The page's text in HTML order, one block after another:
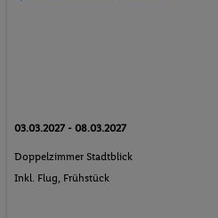
03.03.2027 - 08.03.2027
Doppelzimmer Stadtblick
Inkl. Flug, Frühstück